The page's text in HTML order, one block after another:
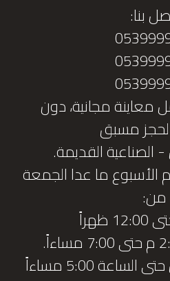
بنا:
معاينة مجانية، دون
لحجز مسبق
- الصناعية القديمة.
الأسبوع ما عدا الجمعة
من:
5:00 مساءاً